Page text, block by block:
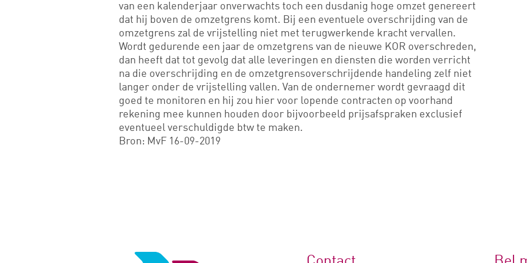
van een kalenderjaar onverwachts toch een dusdanig hoge omzet genereert
dat hij boven de omzetgrens komt. Bij een eventuele overschrijding van de
omzetgrens zal de vrijstelling niet met terugwerkende kracht vervallen.
Wordt gedurende een jaar de omzetgrens van de nieuwe KOR overschreden,
dan heeft dat tot gevolg dat alle leveringen en diensten die worden verricht
na die overschrijding en de omzetgrensoverschrijdende handeling zelf niet
langer onder de vrijstelling vallen. Van de ondernemer wordt gevraagd dit
goed te monitoren en hij zou hier voor lopende contracten op voorhand
rekening mee kunnen houden door bijvoorbeeld prijsafspraken exclusief
eventueel verschuldigde btw te maken.
Bron: MvF 16-09-2019
Logo